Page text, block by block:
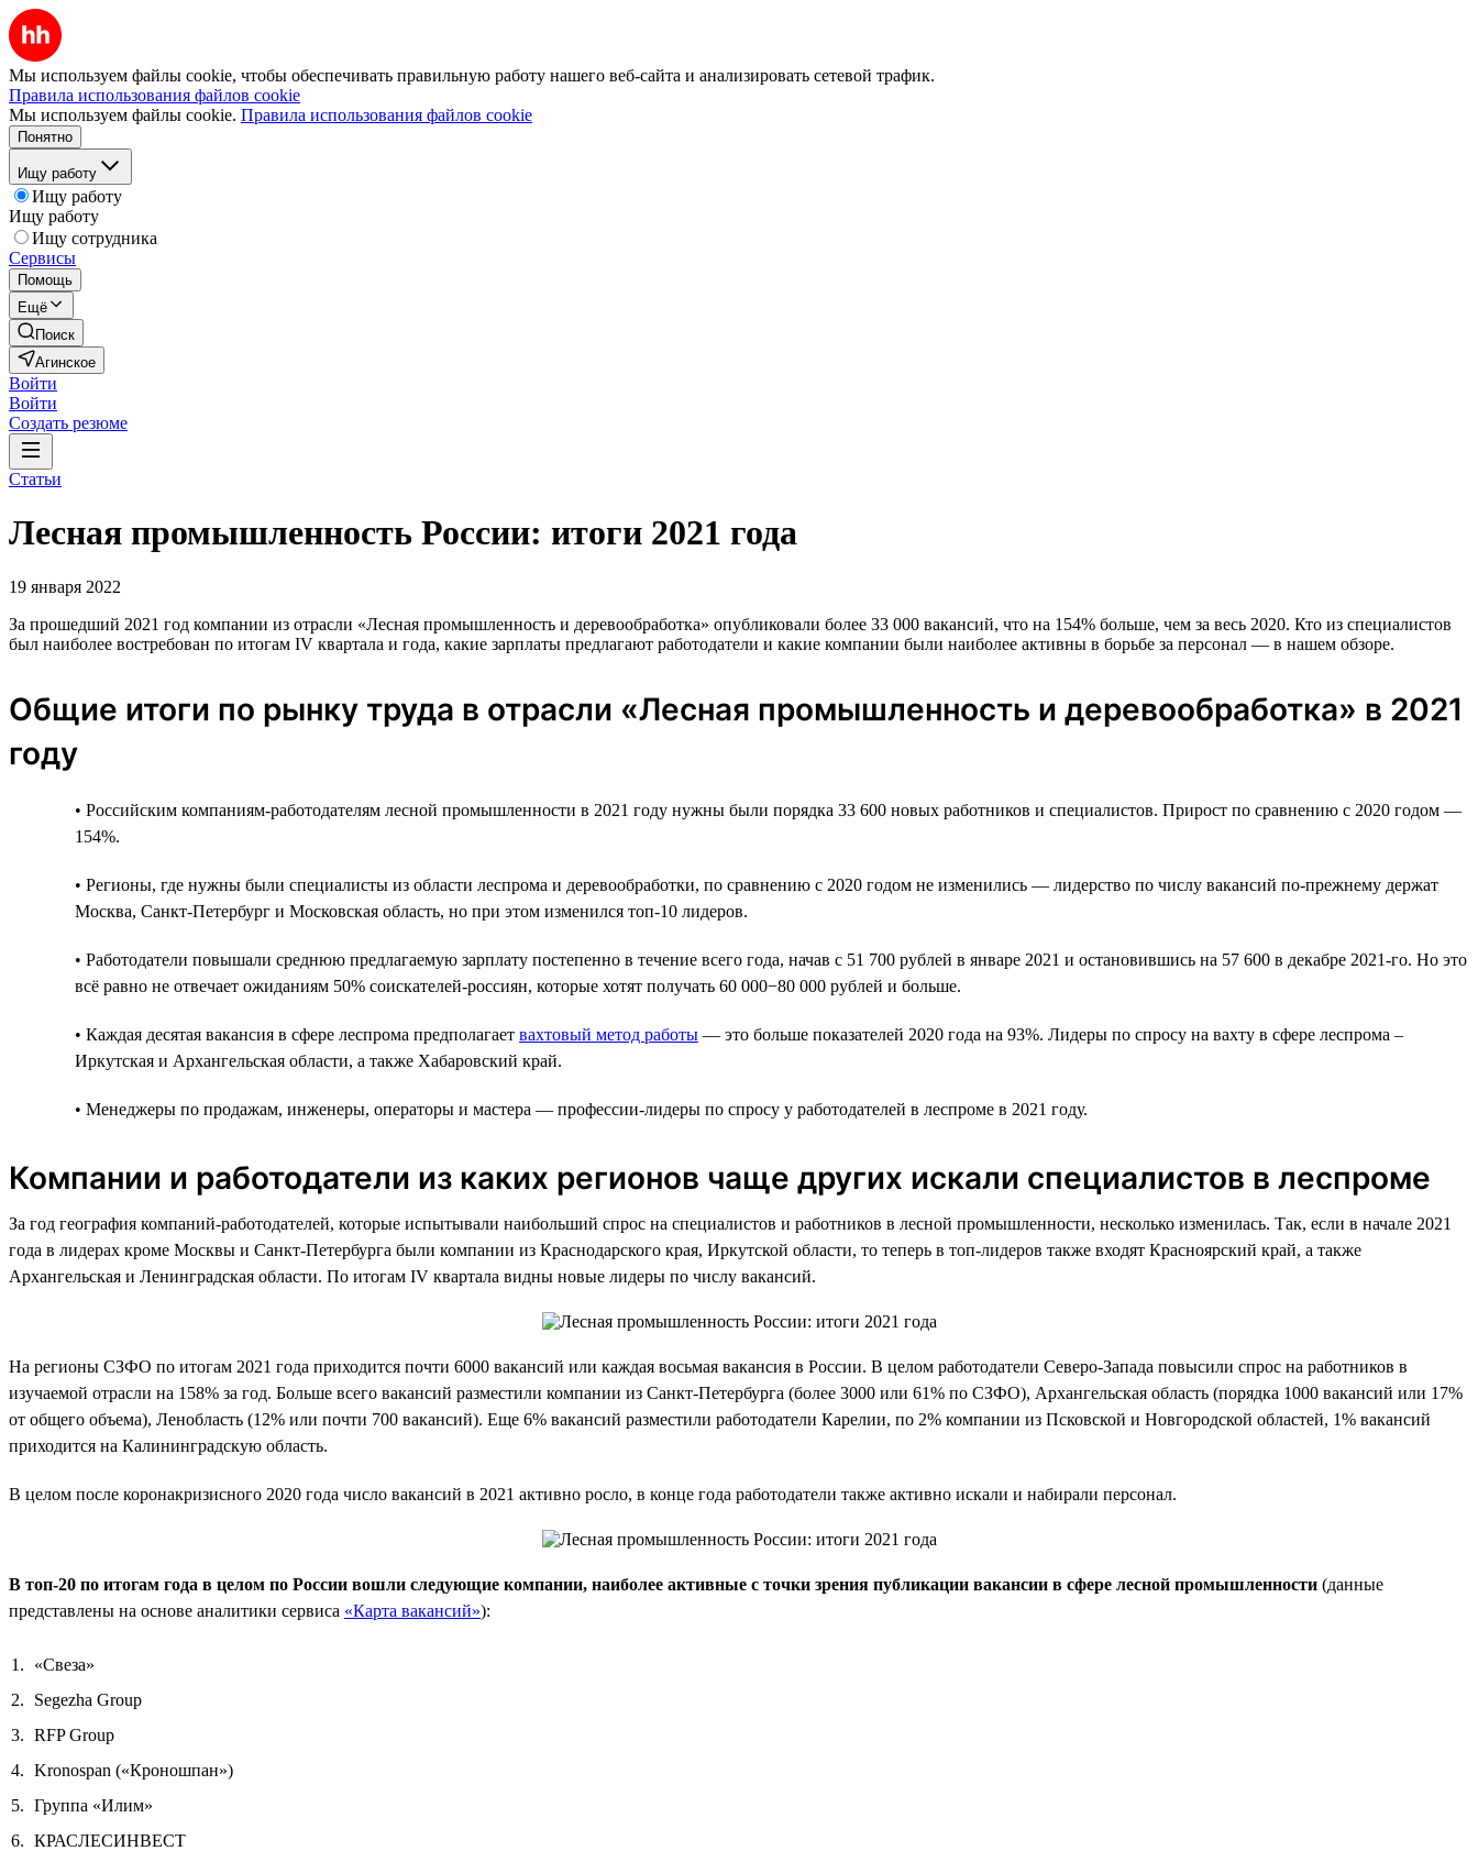
Мы используем файлы cookie, чтобы обеспечивать правильную работу нашего веб-сайта и анализировать сетевой трафик.
Правила использования файлов cookie
Мы используем файлы cookie. Правила использования файлов cookie
Понятно
Ищу работу
Ищу работу
Ищу работу
Ищу сотрудника
Сервисы
Помощь
Ещё
Поиск
Агинское
Войти
Войти
Создать резюме
Статьи
Лесная промышленность России: итоги 2021 года
19 января 2022
За прошедший 2021 год компании из отрасли «Лесная промышленность и деревообработка» опубликовали более 33 000 вакансий, что на 154% больше, чем за весь 2020. Кто из специалистов
был наиболее востребован по итогам IV квартала и года, какие зарплаты предлагают работодатели и какие компании были наиболее активны в борьбе за персонал — в нашем обзоре.
Общие итоги по рынку труда в отрасли «Лесная промышленность и деревообработка» в 2021
году
• Российским компаниям-работодателям лесной промышленности в 2021 году нужны были порядка 33 600 новых работников и специалистов. Прирост по сравнению с 2020 годом —
154%.
• Регионы, где нужны были специалисты из области леспрома и деревообработки, по сравнению с 2020 годом не изменились — лидерство по числу вакансий по-прежнему держат
Москва, Санкт-Петербург и Московская область, но при этом изменился топ-10 лидеров.
• Работодатели повышали среднюю предлагаемую зарплату постепенно в течение всего года, начав с 51 700 рублей в январе 2021 и остановившись на 57 600 в декабре 2021-го. Но это
всё равно не отвечает ожиданиям 50% соискателей-россиян, которые хотят получать 60 000−80 000 рублей и больше.
• Каждая десятая вакансия в сфере леспрома предполагает вахтовый метод работы — это больше показателей 2020 года на 93%. Лидеры по спросу на вахту в сфере леспрома –
Иркутская и Архангельская области, а также Хабаровский край.
• Менеджеры по продажам, инженеры, операторы и мастера — профессии-лидеры по спросу у работодателей в леспроме в 2021 году.
Компании и работодатели из каких регионов чаще других искали специалистов в леспроме
За год география компаний-работодателей, которые испытывали наибольший спрос на специалистов и работников в лесной промышленности, несколько изменилась. Так, если в начале 2021
года в лидерах кроме Москвы и Санкт-Петербурга были компании из Краснодарского края, Иркутской области, то теперь в топ-лидеров также входят Красноярский край, а также
Архангельская и Ленинградская области. По итогам IV квартала видны новые лидеры по числу вакансий.
На регионы СЗФО по итогам 2021 года приходится почти 6000 вакансий или каждая восьмая вакансия в России. В целом работодатели Северо-Запада повысили спрос на работников в
изучаемой отрасли на 158% за год. Больше всего вакансий разместили компании из Санкт-Петербурга (более 3000 или 61% по СЗФО), Архангельская область (порядка 1000 вакансий или 17%
от общего объема), Ленобласть (12% или почти 700 вакансий). Еще 6% вакансий разместили работодатели Карелии, по 2% компании из Псковской и Новгородской областей, 1% вакансий
приходится на Калининградскую область.
В целом после коронакризисного 2020 года число вакансий в 2021 активно росло, в конце года работодатели также активно искали и набирали персонал.
В топ-20 по итогам года в целом по России вошли следующие компании, наиболее активные с точки зрения публикации вакансии в сфере лесной промышленности (данные
представлены на основе аналитики сервиса «Карта вакансий»):
«Свеза»
Segezha Group
RFP Group
Kronospan («Кроношпан»)
Группа «Илим»
КРАСЛЕСИНВЕСТ